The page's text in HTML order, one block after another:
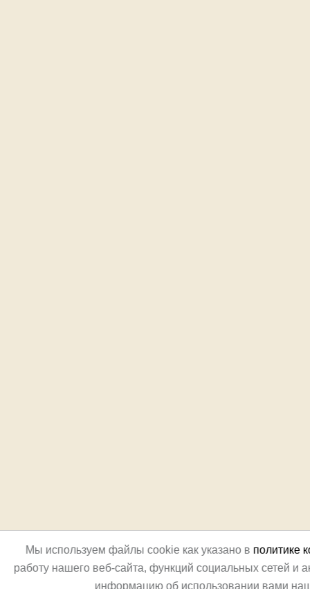
Мы используем файлы cookie как указано в политике
работу нашего веб-сайта, функций социальных сетей и
информацию об использовании вами